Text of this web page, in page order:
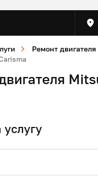
Ремонт двигателя
услугу